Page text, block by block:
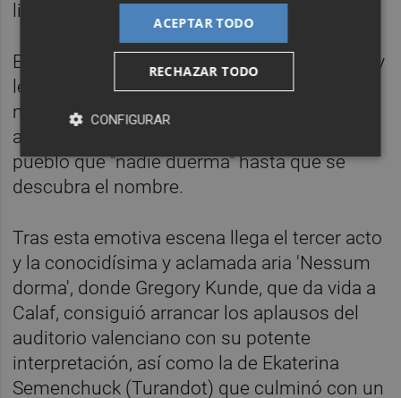
libertad.
El protagonista se compadece de Turandot y
le plantea un último acertijo para librarse del
matrimonio: adivinar su nombre antes del
amanecer. Por ello, la princesa ordena al
pueblo que "nadie duerma" hasta que se
descubra el nombre.
Tras esta emotiva escena llega el tercer acto
y la conocidísima y aclamada aria 'Nessum
dorma', donde Gregory Kunde, que da vida a
Calaf, consiguió arrancar los aplausos del
auditorio valenciano con su potente
interpretación, así como la de Ekaterina
Semenchuck (Turandot) que culminó con un
ACEPTAR TODO
RECHAZAR TODO
CONFIGURAR